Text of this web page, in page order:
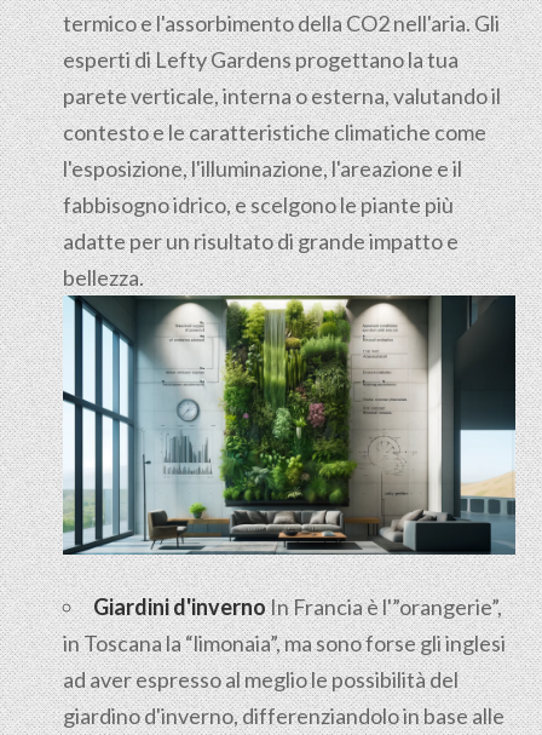
termico e l'assorbimento della CO2 nell'aria. Gli
esperti di Lefty Gardens progettano la tua
parete verticale, interna o esterna, valutando il
contesto e le caratteristiche climatiche come
l'esposizione, l'illuminazione, l'areazione e il
fabbisogno idrico, e scelgono le piante più
adatte per un risultato di grande impatto e
bellezza.
Giardini d'invernoIn Francia è l'”orangerie”,
in Toscana la “limonaia”, ma sono forse gli inglesi
ad aver espresso al meglio le possibilità del
giardino d'inverno, differenziandolo in base alle